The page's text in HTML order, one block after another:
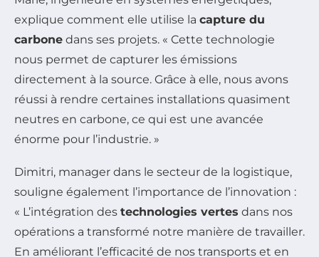
explique comment elle utilise la capture du
carbone dans ses projets. « Cette technologie
nous permet de capturer les émissions
directement à la source. Grâce à elle, nous avons
réussi à rendre certaines installations quasiment
neutres en carbone, ce qui est une avancée
énorme pour l’industrie. »
Dimitri, manager dans le secteur de la logistique,
souligne également l’importance de l’innovation :
« L’intégration des technologies vertes dans nos
opérations a transformé notre manière de travailler.
En améliorant l’efficacité de nos transports et en